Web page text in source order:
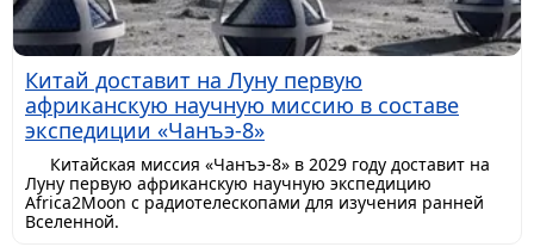
Китай доставит на Луну первую
африканскую научную миссию в составе
экспедиции «Чанъэ-8»
Китайская миссия «Чанъэ-8» в 2029 году доставит на
Луну первую африканскую научную экспедицию
Africa2Moon с радиотелескопами для изучения ранней
Вселенной.